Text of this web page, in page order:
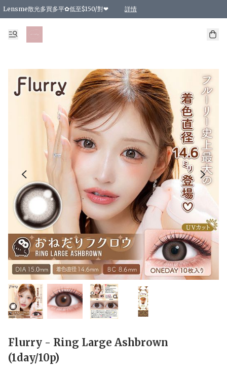
Lensme散光多買多平✿低至$150/對❤ 詳情
台灣Karacon⁩✧日拋 特價清貨❁⃘
日本韓國多款日/月拋現貨☼ 特價❤︎數量有限 售完即止
🇰🇷韓國多款月拋現貨 特價兩對$99✿數量有限 售完即止♫
精選商品，任選買2件或以上9 折；買4件或以上85 折；買6件或以上8 折
精選商品，任選買2件HKD 140.00；買4件HKD 260.00
精選商品，任選買2件HKD 190.00；買4件HKD 360.00
精選商品，任選買2件HKD 110.00；買4件HKD 180.00
精選商品，任選買2件HKD 170.00；買4件HKD 320.00
精選商品，任選買2件或以上減HKD 148.00
精選商品，任選買2件或以上減HKD 148.00
精選商品，任選買2件或以上95 折；買4件或以上9 折；買6件或以上85 折；買8件
精選商品，任選買12件或以上87 折
精選商品，任選買2件或以上減HKD 16.00；買4件或以上減HKD 32.00；買6
精選商品，任選買2件或以上95 折；買4件或以上9 折；買8件或以上85 折；買12
購物滿 HKD 800.00即享免運費優惠！（適用於 特定的送貨方式 )
Flurry - Ring Large Ashbrown
(1day/10p)